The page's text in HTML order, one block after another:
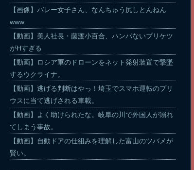
【画像】バレー女子さん、なんちゅう尻しとんねん
www
【動画】美人社長・藤渡小百合、ハンパないプリケツ
がHすぎる
【動画】ロシア軍のドローンをネット発射装置で撃墜
するウクライナ。
【動画】逃げる判断はやっ！埼玉でスマホ運転のプリ
ウスに当て逃げされる車載。
【動画】よく助けられたな。岐阜の川で外国人が溺れ
てしまう事故。
【動画】自動ドアの仕組みを理解した富山のツバメが
賢い。